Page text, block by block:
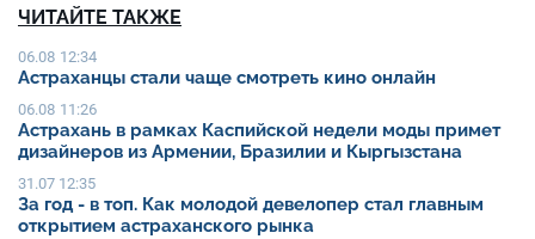
ЧИТАЙТЕ ТАКЖЕ
06.08 12:34
Астраханцы стали чаще смотреть кино онлайн
06.08 11:26
Астрахань в рамках Каспийской недели моды примет
дизайнеров из Армении, Бразилии и Кыргызстана
31.07 12:35
За год - в топ. Как молодой девелопер стал главным
открытием астраханского рынка